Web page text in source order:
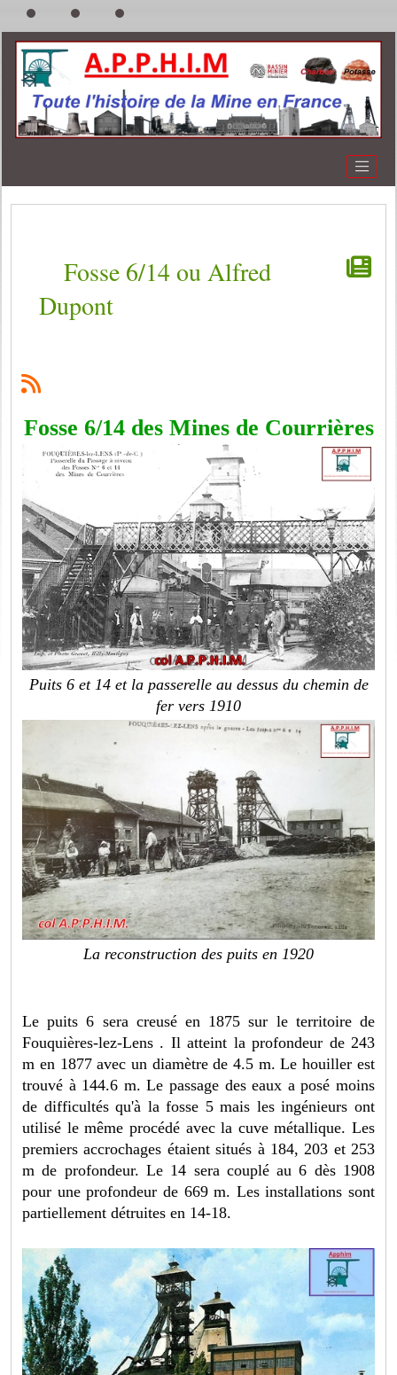
Fosse 6/14 ou Alfred
Dupont
Fosse 6/14 des Mines de Courrières
Puits 6 et 14 et la passerelle au dessus du chemin de
fer vers 1910
La reconstruction des puits en 1920
Le puits 6 sera creusé en 1875 sur le territoire de
Fouquières-lez-Lens . Il atteint la profondeur de 243
m en 1877 avec un diamètre de 4.5 m. Le houiller est
trouvé à 144.6 m. Le passage des eaux a posé moins
de difficultés qu'à la fosse 5 mais les ingénieurs ont
utilisé le même procédé avec la cuve métallique. Les
premiers accrochages étaient situés à 184, 203 et 253
m de profondeur. Le 14 sera couplé au 6 dès 1908
pour une profondeur de 669 m. Les installations sont
partiellement détruites en 14-18.